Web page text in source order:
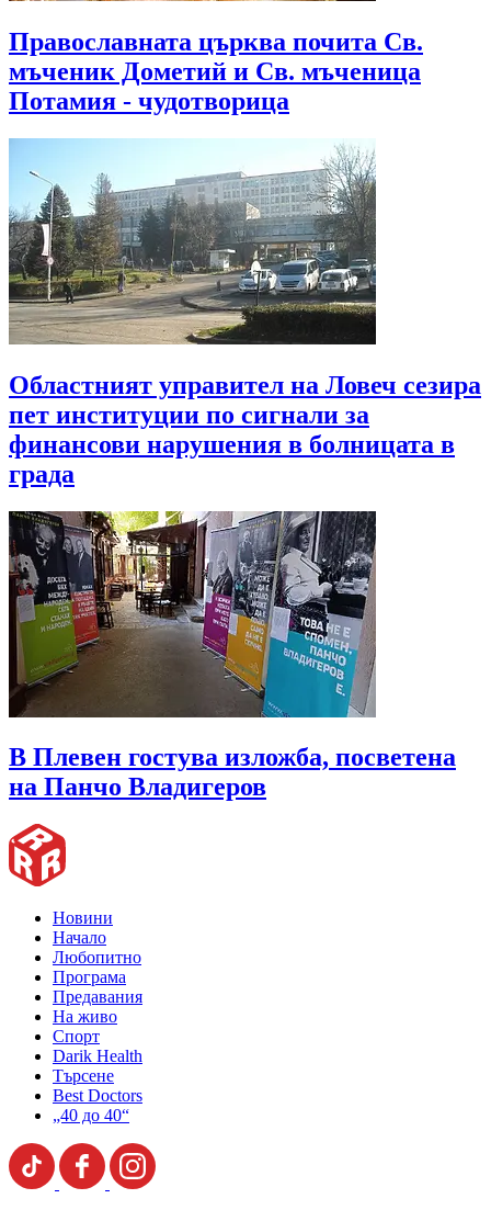
Православната църква почита Св.
мъченик Дометий и Св. мъченица
Потамия - чудотворица
Областният управител на Ловеч сезира
пет институции по сигнали за
финансови нарушения в болницата в
града
В Плевен гостува изложба, посветена
на Панчо Владигеров
Новини
Начало
Любопитно
Програма
Предавания
На живо
Спорт
Darik Health
Търсене
Best Doctors
„40 до 40“